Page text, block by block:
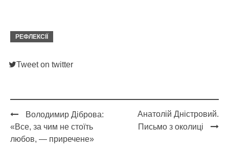
РЕФЛЕКСІЇ
Tweet on twitter
Post
navigation
Володимир Діброва:
«Все, за чим не стоїть
любов, — приречене»
Анатолій Дністровий.
Письмо з околиці